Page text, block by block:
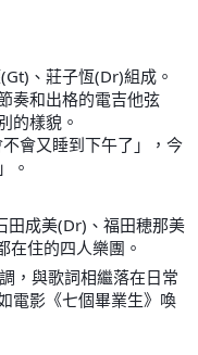
、莊子恆(Dr)組成。
奏和出格的電吉他弦
的樣貌。
會又睡到下午了」，今
。
田成美(Dr)、福田穂那美
在住的四人樂團。
，與歌詞相繼落在日常
電影《七個畢業生》喚